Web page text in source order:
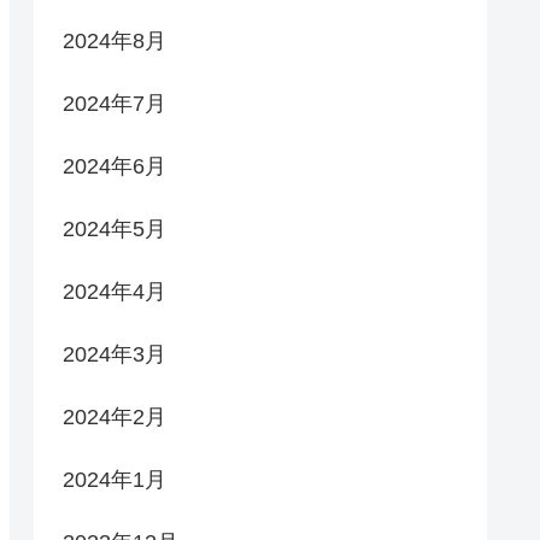
2024年8月
2024年7月
2024年6月
2024年5月
2024年4月
2024年3月
2024年2月
2024年1月